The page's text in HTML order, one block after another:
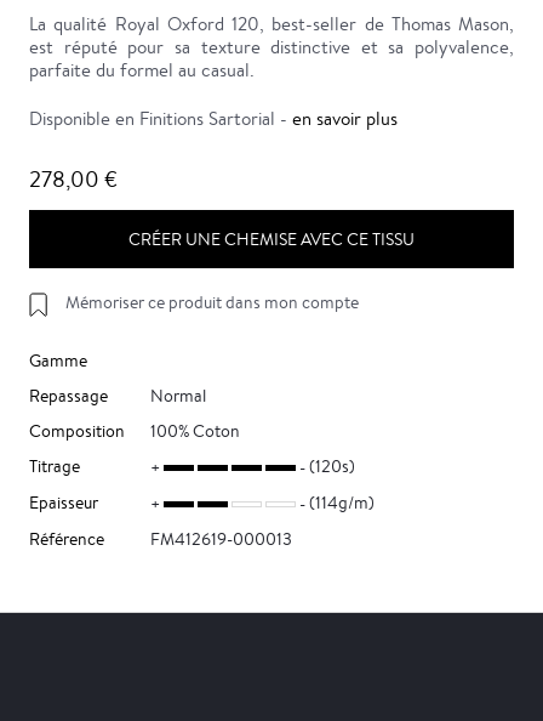
La qualité Royal Oxford 120, best-seller de Thomas Mason,
est réputé pour sa texture distinctive et sa polyvalence,
parfaite du formel au casual.
Disponible en Finitions Sartorial - en savoir plus
278,00 €
CRÉER UNE CHEMISE AVEC CE TISSU
Mémoriser ce produit dans mon compte
Gamme
Repassage
Normal
Composition
100% Coton
Titrage
(120s)
Epaisseur
(114g/m)
Référence
FM412619-000013